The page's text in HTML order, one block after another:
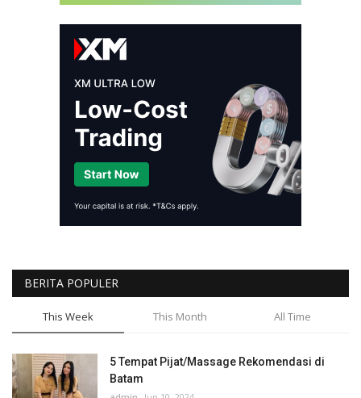
BERITA POPULER
This Week This Month All Time
5 Tempat Pijat/Massage Rekomendasi di
Batam